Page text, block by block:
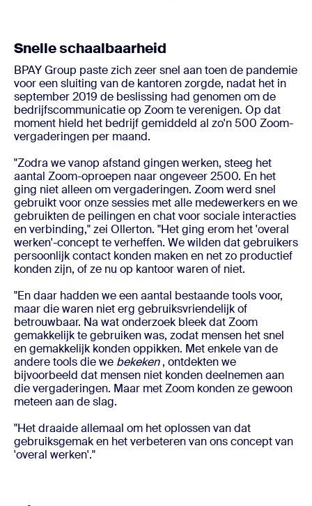
Snelle schaalbaarheid
BPAY Group paste zich zeer snel aan toen de pandemie
voor een sluiting van de kantoren zorgde, nadat het in
september 2019 de beslissing had genomen om de
bedrijfscommunicatie op Zoom te verenigen. Op dat
moment hield het bedrijf gemiddeld al zo'n 500 Zoom-
vergaderingen per maand.
"Zodra we vanop afstand gingen werken, steeg het
aantal Zoom-oproepen naar ongeveer 2500. En het
ging niet alleen om vergaderingen. Zoom werd snel
gebruikt voor onze sessies met alle medewerkers en we
gebruikten de peilingen en chat voor sociale interacties
en verbinding," zei Ollerton. "Het ging erom het 'overal
werken'-concept te verheffen. We wilden dat gebruikers
persoonlijk contact konden maken en net zo productief
konden zijn, of ze nu op kantoor waren of niet.
"En daar hadden we een aantal bestaande tools voor,
maar die waren niet erg gebruiksvriendelijk of
betrouwbaar. Na wat onderzoek bleek dat Zoom
gemakkelijk te gebruiken was, zodat mensen het snel
en gemakkelijk konden oppikken. Met enkele van de
andere tools die we bekeken, ontdekten we
bijvoorbeeld dat mensen niet konden deelnemen aan
die vergaderingen. Maar met Zoom konden ze gewoon
meteen aan de slag.
"Het draaide allemaal om het oplossen van dat
gebruiksgemak en het verbeteren van ons concept van
'overal werken'."